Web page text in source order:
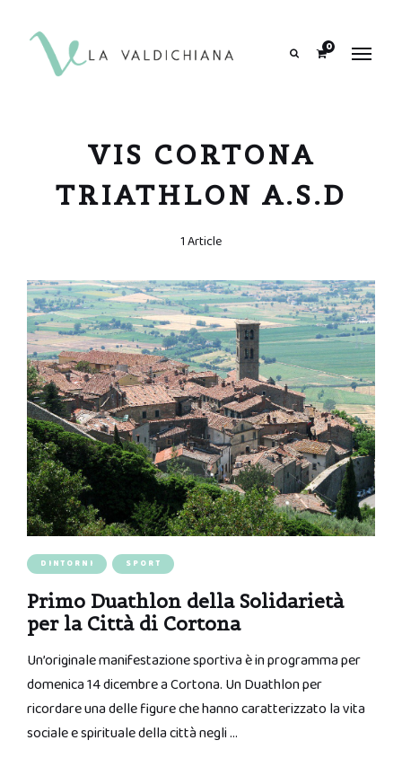
0
VIS CORTONA
TRIATHLON A.S.D
1 Article
DINTORNI SPORT
Primo Duathlon della Solidarietà
per la Città di Cortona
Un’originale manifestazione sportiva è in programma per
domenica 14 dicembre a Cortona. Un Duathlon per
ricordare una delle figure che hanno caratterizzato la vita
sociale e spirituale della città negli …